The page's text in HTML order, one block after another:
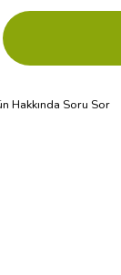
Hakkında Soru Sor